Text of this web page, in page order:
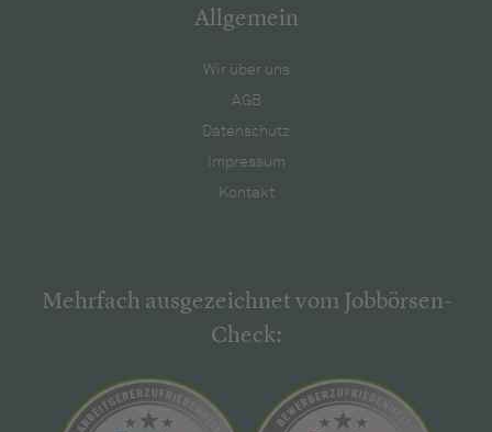
Allgemein
Wir über uns
AGB
Datenschutz
Impressum
Kontakt
Mehrfach ausgezeichnet vom Jobbörsen-
Check: